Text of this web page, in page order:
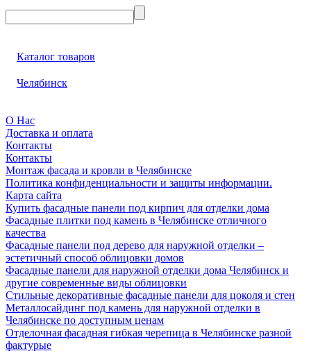
Каталог товаров
Челябинск
О Нас
Доставка и оплата
Контакты
Контакты
Монтаж фасада и кровли в Челябинске
Политика конфиденциальности и защиты информации.
Карта сайта
Купить фасадные панели под кирпич для отделки дома
Фасадные плитки под камень в Челябинске отличного
качества
Фасадные панели под дерево для наружной отделки –
эстетичный способ облицовки домов
Фасадные панели для наружной отделки дома Челябинск и
другие современные виды облицовки
Стильные декоративные фасадные панели для цоколя и стен
Металлосайдинг под камень для наружной отделки в
Челябинске по доступным ценам
Отделочная фасадная гибкая черепица в Челябинске разной
фактурые